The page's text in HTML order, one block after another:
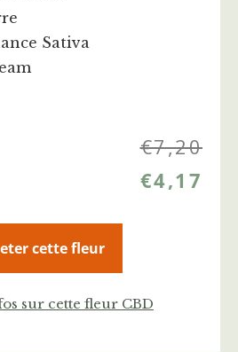
Sativa
€7,20
€4,17
cette fleur
sur cette fleur CBD